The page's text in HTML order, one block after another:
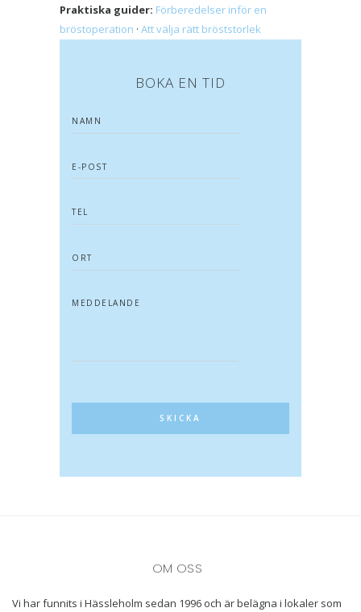
Praktiska guider: Förberedelser inför en
bröstoperation · Att välja rätt bröststorlek
BOKA EN TID
OM OSS
Vi har funnits i Hässleholm sedan 1996 och är belägna i lokaler som